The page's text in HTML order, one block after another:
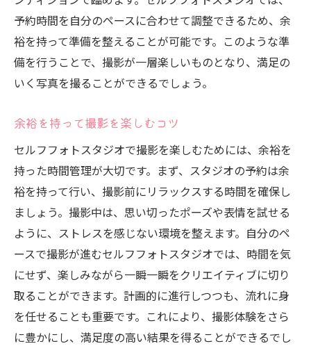
予約時間を自分のペースに合わせて調整できるため、余
裕を持って準備を整えることが可能です。このような準
備を行うことで、撮影が一層楽しいものとなり、満足の
いく写真を撮ることができるでしょう。
余裕を持って撮影を楽しむコツ
セルフフォトスタジオで撮影を楽しむためには、余裕を
持った時間管理が大切です。まず、スタジオの予約は余
裕を持って行い、撮影前にリラックスする時間を確保し
ましょう。撮影中は、思い切ったポーズや表情を試せる
ように、ストレスを感じない環境を整えます。自分のペ
ースで撮影が進むセルフフォトスタジオでは、時間を気
にせず、楽しみながら一瞬一瞬をクリエイティブに切り
取ることができます。計画的に進行しつつも、流れに身
を任せることも重要です。これにより、撮影体験をさら
に豊かにし、満足度の高い結果を得ることができるでし